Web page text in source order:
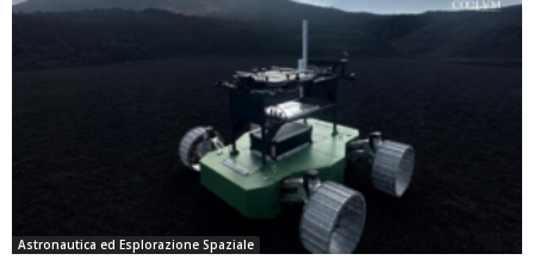
Astronautica ed Esplorazione Spaziale